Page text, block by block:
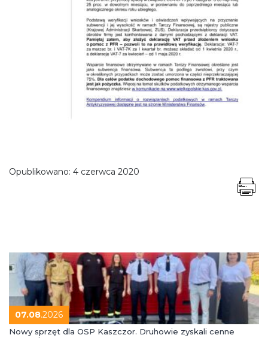
Opublikowano: 4 czerwca 2020
07.08.2026
Nowy sprzęt dla OSP Kaszczor. Druhowie zyskali cenne